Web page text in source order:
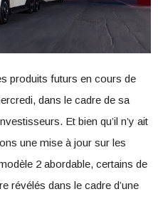
produits futurs en cours de
dans le cadre de sa
Et bien qu’il n’y ait
une mise à jour sur les
2 abordable, certains de
révélés dans le cadre d’une